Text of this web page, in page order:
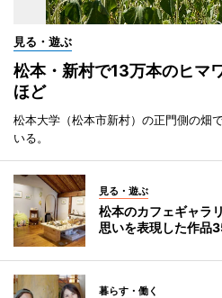
見る・遊ぶ
松本・新村で13万本のヒ
ほど
松本大学（松本市新村）の正門側の畑
いる。
見る・遊ぶ
松本のカフェギャラ
思いを表現した作品
暮らす・働く